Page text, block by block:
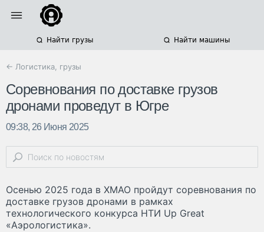
Найти грузы Найти машины
← Логистика, грузы
Соревнования по доставке грузов
дронами проведут в Югре
09:38, 26 Июня 2025
Осенью 2025 года в ХМАО пройдут соревнования по
доставке грузов дронами в рамках
технологического конкурса НТИ Up Great
«Аэрологистика».